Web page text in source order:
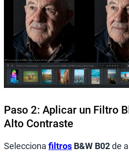
Paso 2: Aplicar un Filtro
Alto Contraste
Selecciona filtros B&W B02de